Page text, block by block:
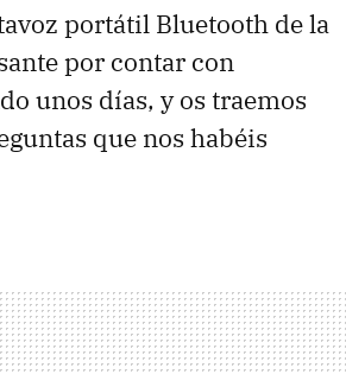
portátil Bluetooth de la
por contar con
unos días, y os traemos
que nos habéis